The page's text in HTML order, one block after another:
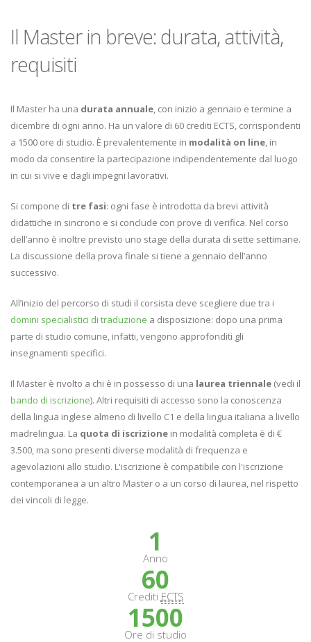
Il Master in breve: durata, attività,
requisiti
Il Master ha una durata annuale, con inizio a gennaio e termine a
dicembre di ogni anno. Ha un valore di 60 crediti ECTS, corrispondenti
a 1500 ore di studio. È prevalentemente in modalità on line, in
modo da consentire la partecipazione indipendentemente dal luogo
in cui si vive e dagli impegni lavorativi.
Si compone di tre fasi: ogni fase è introdotta da brevi attività
didattiche in sincrono e si conclude con prove di verifica. Nel corso
dell’anno è inoltre previsto uno stage della durata di sette settimane.
La discussione della prova finale si tiene a gennaio dell’anno
successivo.
All’inizio del percorso di studi il corsista deve scegliere due tra i
domini specialistici di traduzione a disposizione: dopo una prima
parte di studio comune, infatti, vengono approfonditi gli
insegnamenti specifici.
Il Master è rivolto a chi è in possesso di una laurea triennale (vedi il
bando di iscrizione). Altri requisiti di accesso sono la conoscenza
della lingua inglese almeno di livello C1 e della lingua italiana a livello
madrelingua. La quota di iscrizione in modalità completa è di €
3.500, ma sono presenti diverse modalità di frequenza e
agevolazioni allo studio. L'iscrizione è compatibile con l'iscrizione
contemporanea a un altro Master o a un corso di laurea, nel rispetto
dei vincoli di legge.
1
Anno
60
Crediti ECTS
1500
Ore di studio